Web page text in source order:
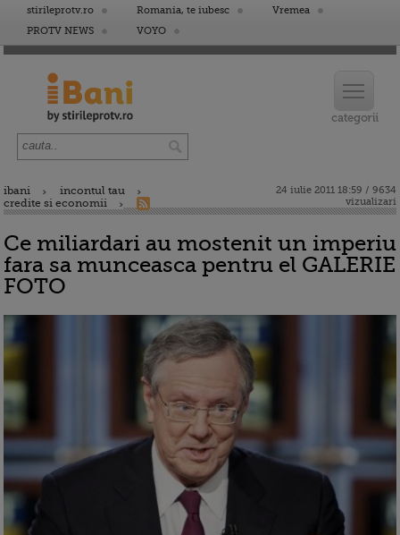
stirileprotv.ro Romania, te iubesc
Vremea
PROTV NEWS
VOYO
ibani
incontul tau
credite si economii
24 iulie 2011 18:59 / 9634
vizualizari
Ce miliardari au mostenit un imperiu
fara sa munceasca pentru el GALERIE
FOTO